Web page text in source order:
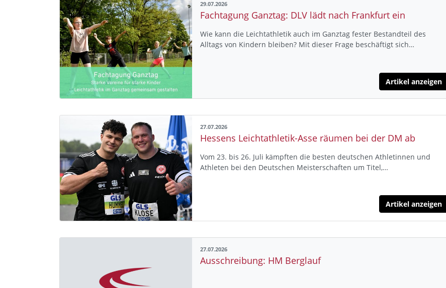
29.07.2026
Fachtagung Ganztag: DLV lädt nach Frankfurt ein
Wie kann die Leichtathletik auch im Ganztag fester Bestandteil des
Alltags von Kindern bleiben? Mit dieser Frage beschäftigt sich…
Artikel anzeigen
27.07.2026
Hessens Leichtathletik-Asse räumen bei der DM ab
Vom 23. bis 26. Juli kämpften die besten deutschen Athletinnen und
Athleten bei den Deutschen Meisterschaften um Titel,…
Artikel anzeigen
27.07.2026
Ausschreibung: HM Berglauf